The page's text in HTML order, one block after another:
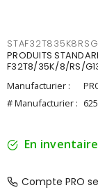
PRODUITS
F32T8/35K/8/RS/
Manufacturier :
# Manufacturier :
En inventaire
Compte PRO